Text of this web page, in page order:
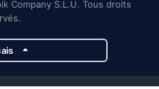
Company S.L.U. Tous droits